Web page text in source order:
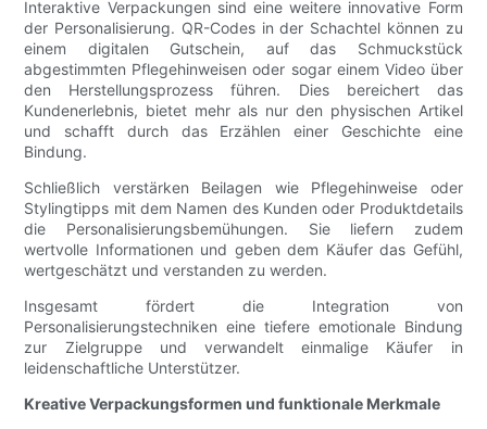
Interaktive Verpackungen sind eine weitere innovative Form
der Personalisierung. QR-Codes in der Schachtel können zu
einem digitalen Gutschein, auf das Schmuckstück
abgestimmten Pflegehinweisen oder sogar einem Video über
den Herstellungsprozess führen. Dies bereichert das
Kundenerlebnis, bietet mehr als nur den physischen Artikel
und schafft durch das Erzählen einer Geschichte eine
Bindung.
Schließlich verstärken Beilagen wie Pflegehinweise oder
Stylingtipps mit dem Namen des Kunden oder Produktdetails
die Personalisierungsbemühungen. Sie liefern zudem
wertvolle Informationen und geben dem Käufer das Gefühl,
wertgeschätzt und verstanden zu werden.
Insgesamt fördert die Integration von
Personalisierungstechniken eine tiefere emotionale Bindung
zur Zielgruppe und verwandelt einmalige Käufer in
leidenschaftliche Unterstützer.
Kreative Verpackungsformen und funktionale Merkmale